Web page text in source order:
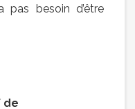
pas besoin d’être
de